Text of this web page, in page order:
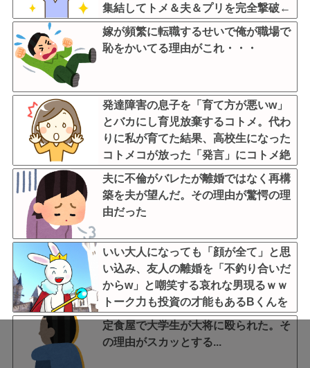
集結してトメ＆夫＆プリを完全撃破←
後輩たちを可愛がっていた恩が最高形
で返ってきた
嫁が頻繁に転職するせいで俺が職場で
恥をかいてる理由がこれ・・・
発達障害の息子を「育て方が悪いw」
とバカにし育児放棄するコトメ。代わ
りに私が育てた結果、高校生になった
コトメコが放った「発言」にコトメ絶
叫←他人に預けっぱなしで親面するな
夫に不倫がバレたが離婚ではなく再構
築を夫が望んだ。その理由が驚愕の理
由だった
いい大人になっても「顔が全て」と思
い込み、友人の離婚を「不釣り合いだ
からw」と嘲笑する哀れな男現るｗｗ
トーク力も投資の才能もあるBくんを
叩いてドヤる顔ファン男の浅はかさに
ガチで絶句
定食屋で大学生が大将に殴られた。そ
の理由がスカッとする...